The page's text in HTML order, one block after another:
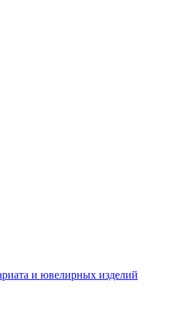
и ювелирных изделий